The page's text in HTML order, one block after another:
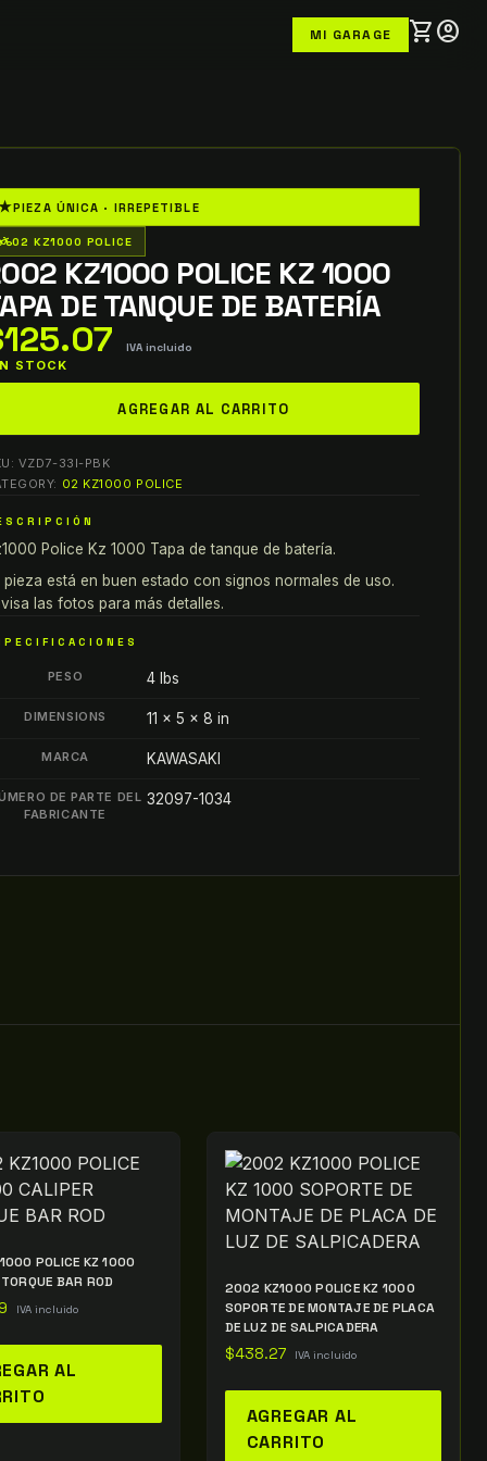
MI GARAGE shopping_cartaccount_circle
PIEZA ÚNICA · IRREPETIBLE
02 KZ1000 POLICE
KZ1000 POLICE KZ 1000
DE TANQUE DE BATERÍA
125.07 IVA incluido
STOCK
AGREGAR AL CARRITO
VZD7-33I-PBK
02 KZ1000 POLICE
Police Kz 1000 Tapa de tanque de batería.
pieza está en buen estado con signos normales de uso.
las fotos para más detalles.
PESO 4 lbs
DIMENSIONS 11 × 5 × 8 in
MARCA KAWASAKI
DE PARTE DEL
FABRICANTE
32097-1034
POLICE KZ 1000
BAR ROD
IVA incluido
AL
2002 KZ1000 POLICE KZ 1000
SOPORTE DE MONTAJE DE PLACA
DE LUZ DE SALPICADERA
$438.27 IVA incluido
AGREGAR AL
CARRITO